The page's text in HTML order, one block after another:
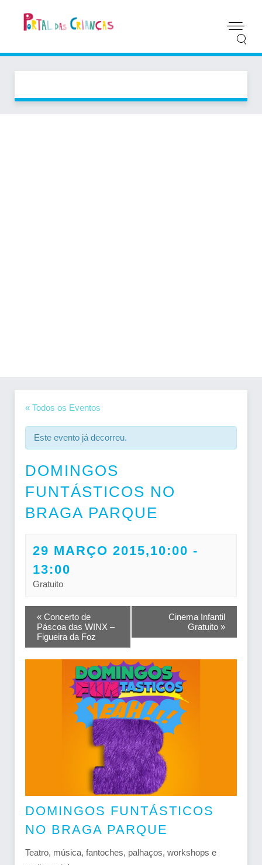
« Todos os Eventos
Este evento já decorreu.
DOMINGOS
FUNTÁSTICOS NO
BRAGA PARQUE
29 MARÇO 2015,10:00 -
13:00
Gratuito
NAVEGAÇÃO
DO
EVENTO
« Concerto de
Páscoa das WINX –
Figueira da Foz
Cinema Infantil
Gratuito »
DOMINGOS FUNTÁSTICOS
NO BRAGA PARQUE
Teatro, música, fantoches, palhaços, workshops e